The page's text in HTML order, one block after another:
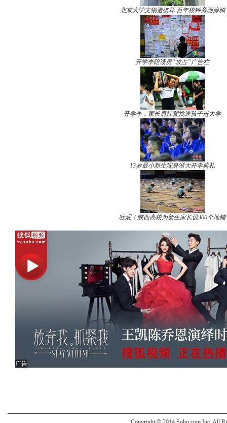
北京大学文物遭破坏 百年校钟旁画涂鸦
开学季陪读房“攻占”广告栏
开学季：家长肩扛背挑送孩子进大学
13岁最小新生现身浙大开学典礼
壮观！陕西高校为新生家长设300个地铺
广告